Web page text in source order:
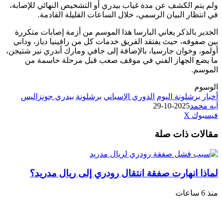
ولم يتم الكشف عن مدة غياب بيدري أو التشخيص النهائي للإصابة،
في انتظار البيان الرسمي، خلال الساعات القليلة القادمة.
الجدير بالذكر يعاني البارسا هذا الموسم من أزمة إصابات متكررة
بين صفوفه، حيث يفتقد الفريق خدمات كل من رافينيا دياز، وداني
أولمو، وخوان جارسيا، بالإضافة إلى جافي ومارك أندري تير شتيجن،
ما يضع الجهاز الفني في موقف صعب قبل مرحلة حاسمة من
الموسم.
الوسوم
أخبار برشلونة اليوم الدوري الإسباني برشلونة بيدري جونزاليس
آيه محمد2025-10-29
فيسبوك ‫X
البريد
مقالات ذات صلة
لماذا انهارت صفقة انتقال رودري إلى ريال مدريد؟
منذ 6 ساعات